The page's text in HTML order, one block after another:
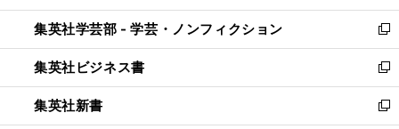
開
く
ウ
で
開
く
ン
ド
ウ
で
開
く
ウ
ィ
ン
ド
ウ
で
開
集英社学芸部 - 学芸・ノンフィクション
新
し
い
ウ
ィ
集英社ビジネス書
新
し
い
集英社新書
新